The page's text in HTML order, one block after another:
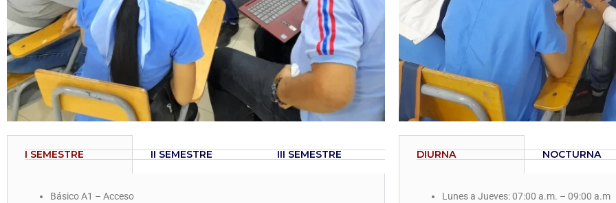
I SEMESTRE II SEMESTRE III SEMESTRE
Básico A1 – Acceso
DIURNA NOCTURNA
Lunes a Jueves: 07:00 a.m. – 09:00 a.m